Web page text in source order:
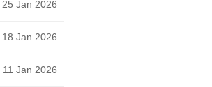
25 Jan 2026
18 Jan 2026
11 Jan 2026